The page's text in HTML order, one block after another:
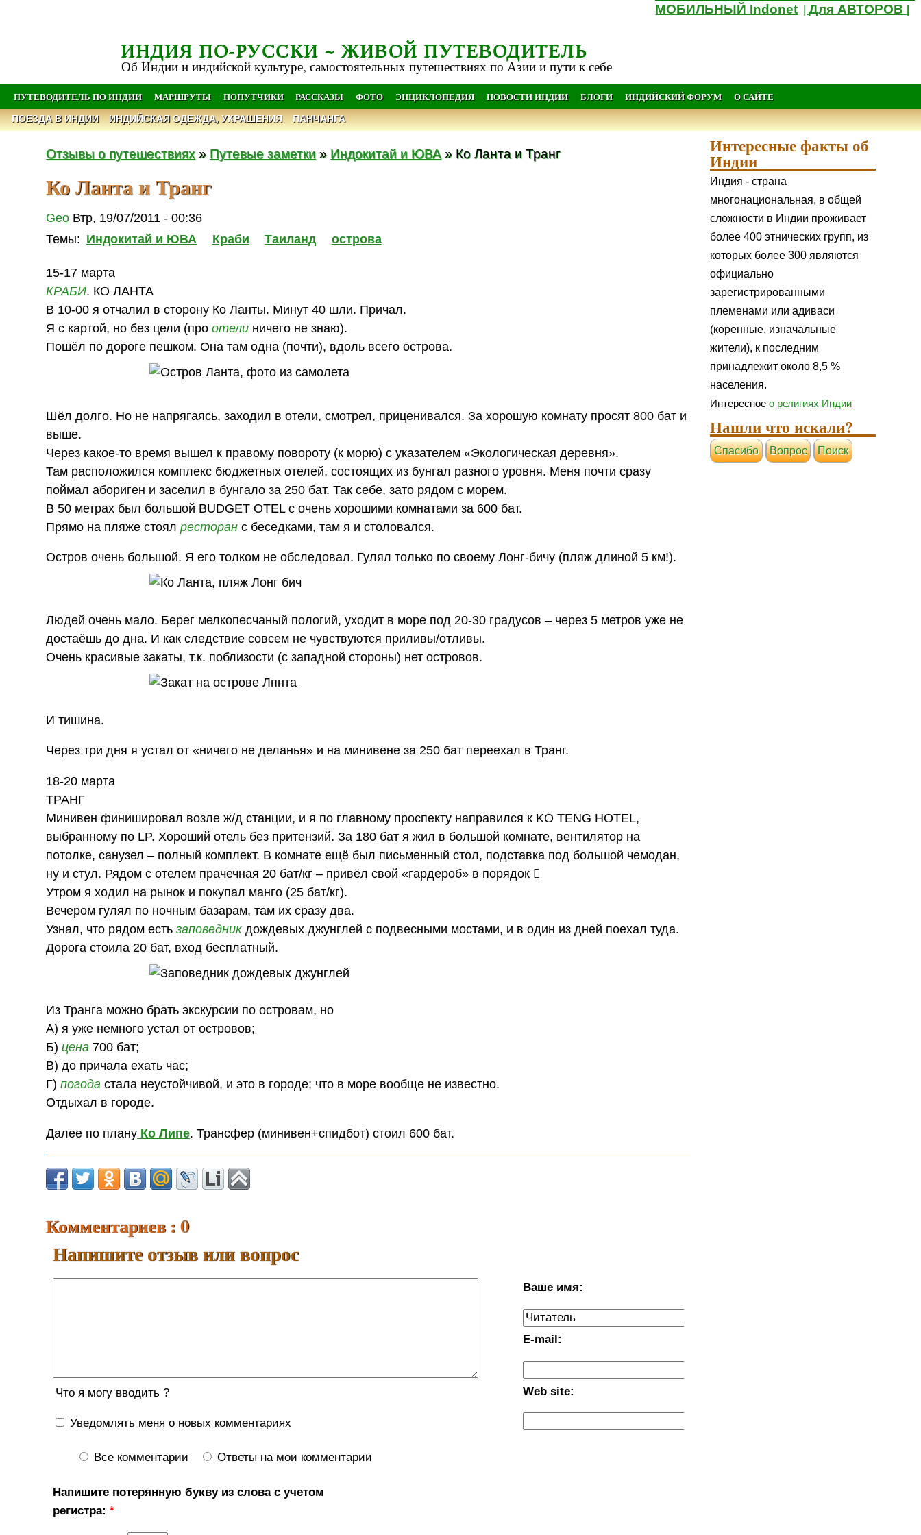
МОБИЛЬНЫЙ Indonet |Для АВТОРОВ
ИНДИЯ ПО-РУССКИ ~ ЖИВОЙ ПУТЕВОДИТЕЛЬ
Об Индии и индийской культуре, самостоятельных путешествиях по Азии и пути к себе
ПУТЕВОДИТЕЛЬ ПО ИНДИИ МАРШРУТЫ ПОПУТЧИКИ РАССКАЗЫ ФОТО ЭНЦИКЛОПЕДИЯ НОВОСТИ ИНДИИ БЛОГИ ИНДИЙСКИЙ ФОРУМ О САЙТЕ
ПОЕЗДА В ИНДИИ ИНДИЙСКАЯ ОДЕЖДА, УКРАШЕНИЯ ПАНЧАНГА
Отзывы о путешествиях » Путевые заметки » Индокитай и ЮВА » Ко Ланта и Транг
Ко Ланта и Транг
Geo Втр, 19/07/2011 - 00:36
Темы: Индокитай и ЮВА Краби Таиланд острова
15-17 марта
КРАБИ. КО ЛАНТА
В 10-00 я отчалил в сторону Ко Ланты. Минут 40 шли. Причал.
Я с картой, но без цели (проотели ничего не знаю).
Пошёл по дороге пешком. Она там одна (почти), вдоль всего острова.
Шёл долго. Но не напрягаясь, заходил в отели, смотрел, приценивался. За хорошую комнату просят 800 бат и
выше.
Через какое-то время вышел к правому повороту (к морю) с указателем «Экологическая деревня».
Там расположился комплекс бюджетных отелей, состоящих из бунгал разного уровня. Меня почти сразу
поймал абориген и заселил в бунгало за 250 бат. Так себе, зато рядом с морем.
В 50 метрах был большой BUDGET OTEL с очень хорошими комнатами за 600 бат.
Прямо на пляже стоялресторан с беседками, там я и столовался.
Остров очень большой. Я его толком не обследовал. Гулял только по своему Лонг-бичу (пляж длиной 5 км!).
Людей очень мало. Берег мелкопесчаный пологий, уходит в море под 20-30 градусов – через 5 метров уже не
достаёшь до дна. И как следствие совсем не чувствуются приливы/отливы.
Очень красивые закаты, т.к. поблизости (с западной стороны) нет островов.
И тишина.
Через три дня я устал от «ничего не деланья» и на минивене за 250 бат переехал в Транг.
18-20 марта
ТРАНГ
Минивен финишировал возле ж/д станции, и я по главному проспекту направился к KO TENG HOTEL,
выбранному по LP. Хороший отель без притензий. За 180 бат я жил в большой комнате, вентилятор на
потолке, санузел – полный комплект. В комнате ещё был письменный стол, подставка под большой чемодан,
ну и стул. Рядом с отелем прачечная 20 бат/кг – привёл свой «гардероб» в порядок 
Утром я ходил на рынок и покупал манго (25 бат/кг).
Вечером гулял по ночным базарам, там их сразу два.
Узнал, что рядом естьзаповедник дождевых джунглей с подвесными мостами, и в один из дней поехал туда.
Дорога стоила 20 бат, вход бесплатный.
Из Транга можно брать экскурсии по островам, но
А) я уже немного устал от островов;
Б)цена 700 бат;
В) до причала ехать час;
Г)погода стала неустойчивой, и это в городе; что в море вообще не известно.
Отдыхал в городе.
Далее по плану Ко Липе. Трансфер (минивен+спидбот) стоил 600 бат.
Комментариев : 0
Напишите отзыв или вопрос
Ваше имя:
E-mail:
Web site:
Что я могу вводить ?
Уведомлять меня о новых комментариях
Все комментарии Ответы на мои комментарии
Напишите потерянную букву из слова с учетом
регистра:*
Интересные факты об
Индии
Индия - страна
многонациональная, в общей
сложности в Индии проживает
более 400 этнических групп, из
которых более 300 являются
официально
зарегистрированными
племенами или адиваси
(коренные, изначальные
жители), к последним
принадлежит около 8,5 %
населения.
Интересное о религиях Индии
Нашли что искали?
Cпасибо Вопрос Поиск